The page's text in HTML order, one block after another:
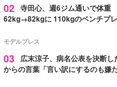
02 寺田心、週6ジム通いで体重
62kg→82kgに 110kgのベンチプ
「かっこいい」と反響
モデルプレス
03
広末涼子、病名公表を決断し
からの言葉「言い訳にするのも嫌